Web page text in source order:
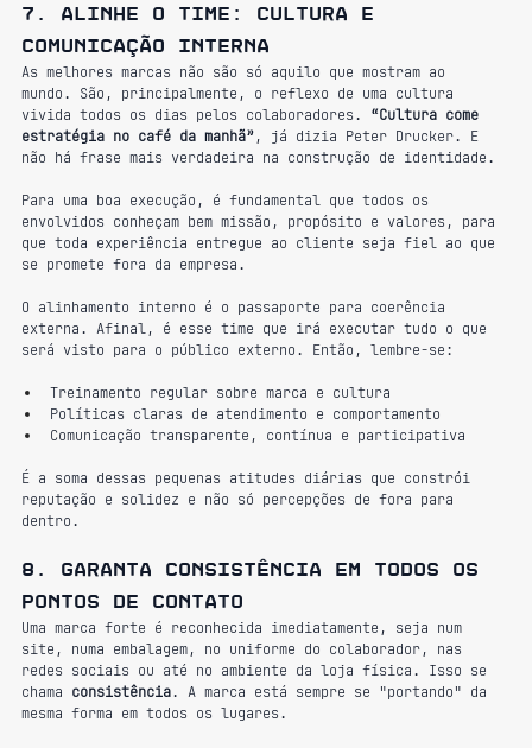
7. Alinhe o time: cultura e
comunicação interna
As melhores marcas não são só aquilo que mostram ao
mundo. São, principalmente, o reflexo de uma cultura
vivida todos os dias pelos colaboradores. “Cultura come
estratégia no café da manhã”, já dizia Peter Drucker. E
não há frase mais verdadeira na construção de identidade.
Para uma boa execução, é fundamental que todos os
envolvidos conheçam bem missão, propósito e valores, para
que toda experiência entregue ao cliente seja fiel ao que
se promete fora da empresa.
O alinhamento interno é o passaporte para coerência
externa. Afinal, é esse time que irá executar tudo o que
será visto para o público externo. Então, lembre-se:
Treinamento regular sobre marca e cultura
Políticas claras de atendimento e comportamento
Comunicação transparente, contínua e participativa
É a soma dessas pequenas atitudes diárias que constrói
reputação e solidez e não só percepções de fora para
dentro.
8. Garanta consistência em todos os
pontos de contato
Uma marca forte é reconhecida imediatamente, seja num
site, numa embalagem, no uniforme do colaborador, nas
redes sociais ou até no ambiente da loja física. Isso se
chama consistência. A marca está sempre se "portando" da
mesma forma em todos os lugares.